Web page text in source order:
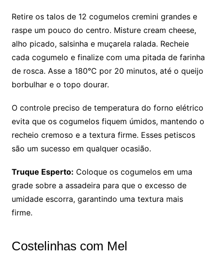
Retire os talos de 12 cogumelos cremini grandes e
raspe um pouco do centro. Misture cream cheese,
alho picado, salsinha e muçarela ralada. Recheie
cada cogumelo e finalize com uma pitada de farinha
de rosca. Asse a 180°C por 20 minutos, até o queijo
borbulhar e o topo dourar.
O controle preciso de temperatura do forno elétrico
evita que os cogumelos fiquem úmidos, mantendo o
recheio cremoso e a textura firme. Esses petiscos
são um sucesso em qualquer ocasião.
Truque Esperto: Coloque os cogumelos em uma
grade sobre a assadeira para que o excesso de
umidade escorra, garantindo uma textura mais
firme.
Costelinhas com Mel